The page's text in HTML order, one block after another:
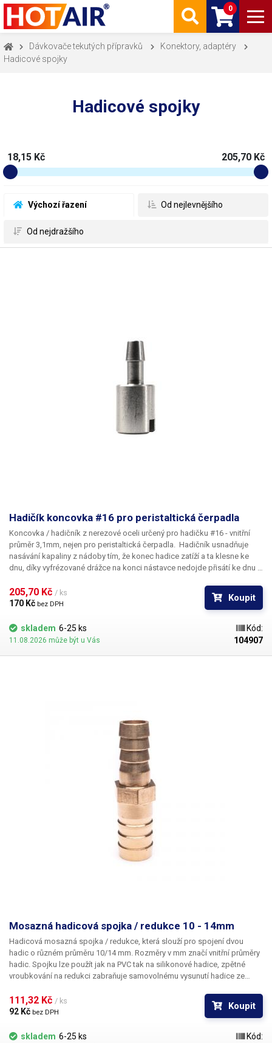
0
Dávkovače tekutých přípravků
Konektory, adaptéry
Hadicové spojky
Hadicové spojky
Výchozí řazení Od nejlevnějšího
Od nejdražšího
18,15 Kč 205,70 Kč
Hadičík koncovka #16 pro peristaltická čerpadla
Koncovka / hadičník z nerezové oceli určený pro hadičku #16 - vnitřní
průměr 3,1mm, nejen pro peristaltická čerpadla. Hadičník usnadňuje
nasávání kapaliny z nádoby tím, že konec hadice zatíží a ta klesne ke
dnu, díky vyfrézované drážce na konci nástavce nedojde přisátí ke dnu a
hadičník #16
205,70 Kč / ks
170 Kč bez DPH
Koupit
skladem 6-25 ks
11.08.2026 může být u Vás
Kód:
104907
Mosazná hadicová spojka / redukce 10 - 14mm
Hadicová mosazná spojka / redukce, která slouží pro spojení dvou
hadic o různém průměru 10/14 mm. Rozměry v mm značí vnitřní průměry
hadic. Spojku lze použít jak na PVC tak na silikonové hadice, zpětné
vroubkování na redukci zabraňuje samovolnému vysunutí hadice ze
Délka: 50mm Váha: 20g
111,32 Kč / ks
92 Kč bez DPH
Koupit
skladem 6-25 ks
Kód: